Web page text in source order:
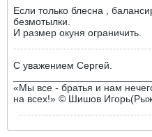
Если только блесна ,
безмотылки.
И размер окуня ограничить.
С уважением Сергей.
«Мы все - братья и нам
на всех!» © Шишов